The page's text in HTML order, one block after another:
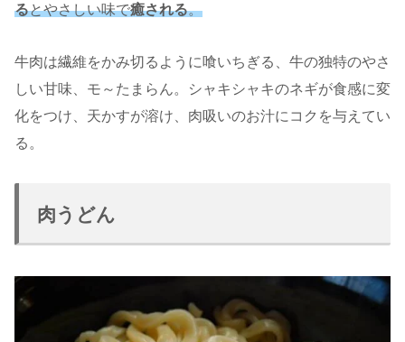
るとやさしい味で癒される。
牛肉は繊維をかみ切るように喰いちぎる、牛の独特のやさ
しい甘味、モ～たまらん。シャキシャキのネギが食感に変
化をつけ、天かすが溶け、肉吸いのお汁にコクを与えてい
る。
肉うどん